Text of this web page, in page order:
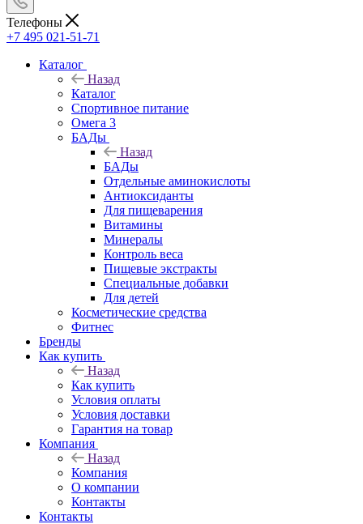
Телефоны
+7 495 021-51-71
Каталог
Назад
Каталог
Спортивное питание
Омега 3
БАДы
Назад
БАДы
Отдельные аминокислоты
Антиоксиданты
Для пищеварения
Витамины
Минералы
Контроль веса
Пищевые экстракты
Специальные добавки
Для детей
Косметические средства
Фитнес
Бренды
Как купить
Назад
Как купить
Условия оплаты
Условия доставки
Гарантия на товар
Компания
Назад
Компания
О компании
Контакты
Контакты